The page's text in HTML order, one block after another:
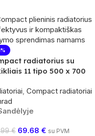
radiatorius su
11 tipo 500 x 700
, Compact radiatoriai
€ 69.68 € su PVM